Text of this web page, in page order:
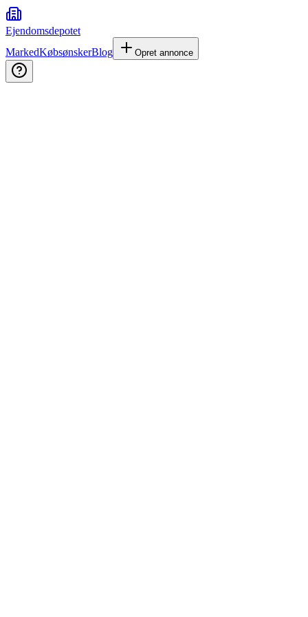
Ejendomsdepotet
MarkedKøbsønskerBlog Opret annonce